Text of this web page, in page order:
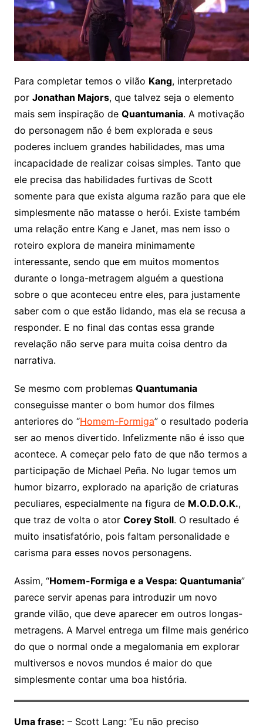
Para completar temos o vilão Kang, interpretado
por Jonathan Majors, que talvez seja o elemento
mais sem inspiração de Quantumania. A motivação
do personagem não é bem explorada e seus
poderes incluem grandes habilidades, mas uma
incapacidade de realizar coisas simples. Tanto que
ele precisa das habilidades furtivas de Scott
somente para que exista alguma razão para que ele
simplesmente não matasse o herói. Existe também
uma relação entre Kang e Janet, mas nem isso o
roteiro explora de maneira minimamente
interessante, sendo que em muitos momentos
durante o longa-metragem alguém a questiona
sobre o que aconteceu entre eles, para justamente
saber com o que estão lidando, mas ela se recusa a
responder. E no final das contas essa grande
revelação não serve para muita coisa dentro da
narrativa.
Se mesmo com problemas Quantumania
conseguisse manter o bom humor dos filmes
anteriores do “Homem-Formiga” o resultado poderia
ser ao menos divertido. Infelizmente não é isso que
acontece. A começar pelo fato de que não termos a
participação de Michael Peña. No lugar temos um
humor bizarro, explorado na aparição de criaturas
peculiares, especialmente na figura de M.O.D.O.K.,
que traz de volta o ator Corey Stoll. O resultado é
muito insatisfatório, pois faltam personalidade e
carisma para esses novos personagens.
Assim, “Homem-Formiga e a Vespa: Quantumania”
parece servir apenas para introduzir um novo
grande vilão, que deve aparecer em outros longas-
metragens. A Marvel entrega um filme mais genérico
do que o normal onde a megalomania em explorar
multiversos e novos mundos é maior do que
simplesmente contar uma boa história.
Uma frase: – Scott Lang: “Eu não preciso